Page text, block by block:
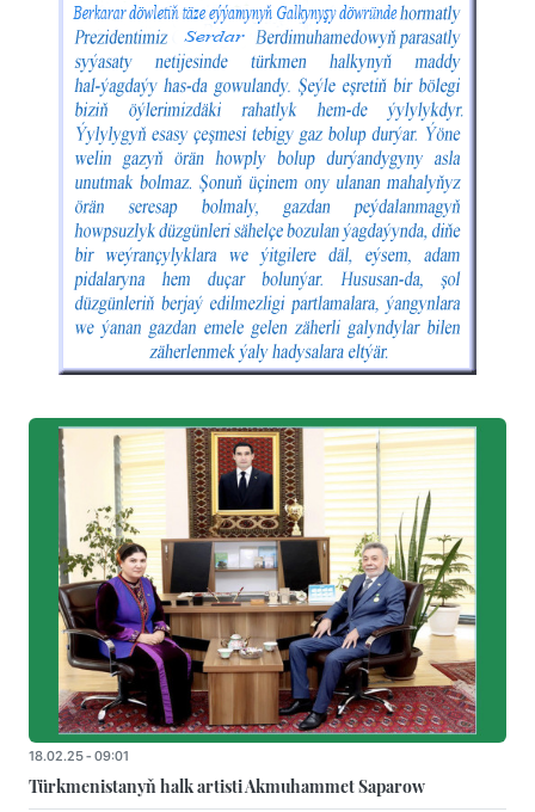
18.02.25 - 09:01
Türkmenistanyň halk artisti Akmuhammet Saparow